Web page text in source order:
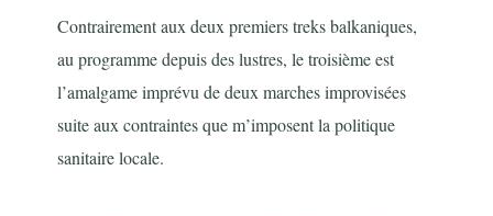
Contrairement aux deux premiers treks balkaniques,
au programme depuis des lustres, le troisième est
l’amalgame imprévu de deux marches improvisées
suite aux contraintes que m’imposent la politique
sanitaire locale.